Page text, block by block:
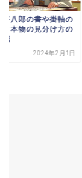
グラフの見分け方：
タを正しく読む技術
2024年3月18日